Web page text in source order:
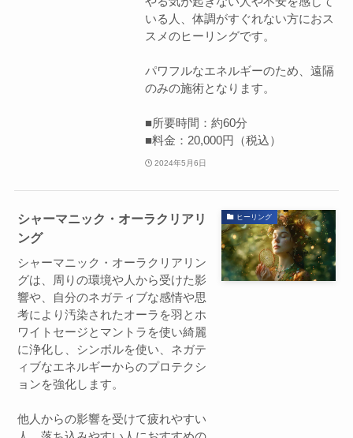
いる人、体調がすぐれない方におス
スメのヒーリングです。
パワフルなエネルギーのため、遠隔
のみの施術となります。
■所要時間：約60分
■料金：20,000円（税込）
2024年5月6日
ヒーリング
シャーマニック・オーラクリアリ
ング
シャーマニック・オーラクリアリン
グは、周りの環境や人から受けた影
響や、自分のネガティブな感情や思
考により汚染されたオーラを羽とホ
ワイトセージとマントラを使い綺麗
に浄化し、シンボルを使い、ネガテ
ィブなエネルギーからのプロテクシ
ョンを強化します。
他人からの影響を受けて疲れやすい